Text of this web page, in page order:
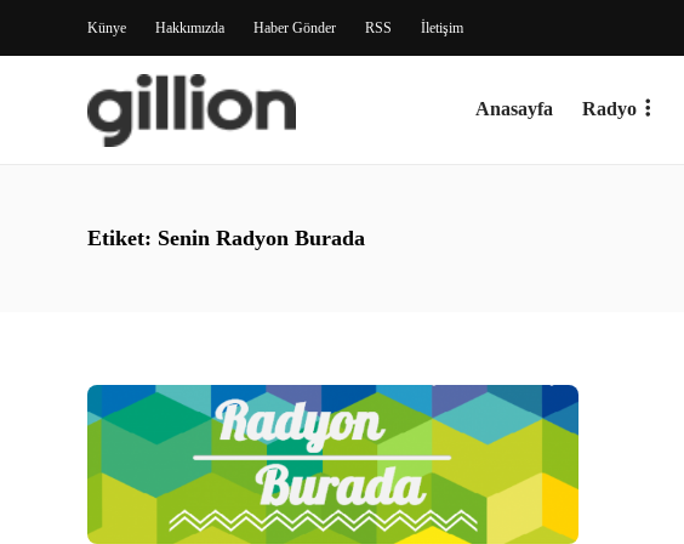
Künye Hakkımızda Haber Gönder RSS İletişim
Anasayfa Radyo
Etiket: Senin Radyon Burada